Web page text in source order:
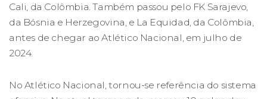
Cali, da Colômbia. Também passou pelo FK Sarajevo,
da Bósnia e Herzegovina, e La Equidad, da Colômbia,
antes de chegar ao Atlético Nacional, em julho de
2024.
No Atlético Nacional, tornou-se referência do sistema